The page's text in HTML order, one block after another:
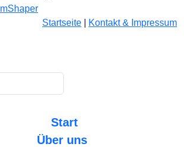
Startseite
Kontakt & Impressum
Start
Über uns